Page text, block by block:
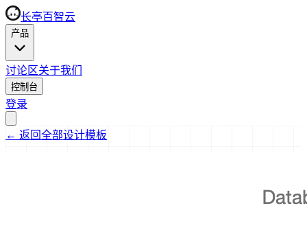
长亭百智云
产品
讨论区关于我们
控制台
登录
← 返回全部设计模板